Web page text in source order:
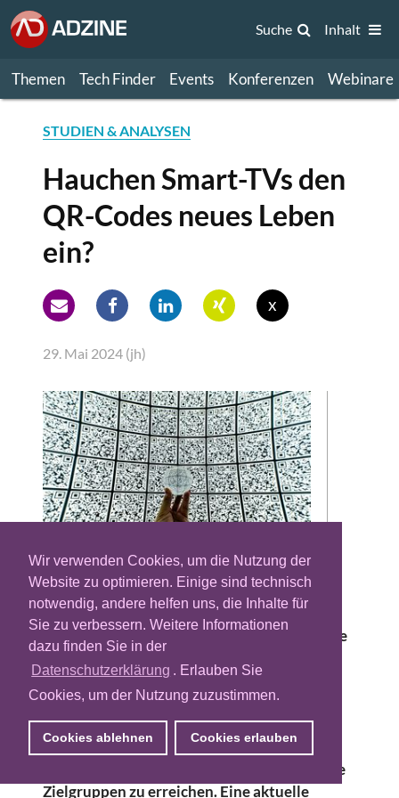
Wir verwenden Cookies, um die Nutzung der
Website zu optimieren. Einige sind technisch
notwendig, andere helfen uns, die Inhalte für
Sie zu verbessern. Weitere Informationen
dazu finden Sie in der
Datenschutzerklärung . Erlauben Sie
Cookies, um der Nutzung zuzustimmen.
Cookies ablehnen Cookies erlauben
Themen Tech Finder Events Konferenzen Webinare
Suche Inhalt
STUDIEN & ANALYSEN
Hauchen Smart-TVs den
QR-Codes neues Leben
ein?
x
29. Mai 2024 (jh)
Der Konsum von TV-Inhalten hat sich in den
vergangenen Jahren stark verändert, vor
allem weil auch das dafür notwendige Device
durchlaufen hat. TV-Geräte sind heute
überwiegend mit dem Internet verbunden
und eröffnen neben dem linearen Fernsehen
zahlreiche Streaming-Möglichkeiten. Für
Marketer ergeben sich so neue Chancen, ihre
Zielgruppen zu erreichen. Eine aktuelle